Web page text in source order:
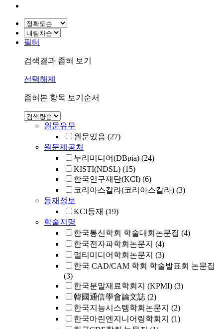
필터
검색결과 좁혀 보기
선택해제
좁혀본 항목 보기순서
원문유무
원문있음 (27)
원문제공처
누리미디어(DBpia) (24)
KISTI(NDSL) (15)
한국연구재단(KCI) (6)
코리아스칼라(코리아스칼라) (3)
등재정보
KCI등재 (19)
학술지명
한국통신학회 학술대회논문집 (4)
한국전자파학회논문지 (4)
멀티미디어학회논문지 (3)
한국 CAD/CAM 학회 학술발표회 논문집
(3)
한국분말재료학회지 (KPMI) (3)
韓國通信學會論文誌 (2)
한국지능시스템학회논문지 (2)
한국마린엔지니어링학회지 (1)